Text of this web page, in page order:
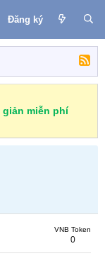
Đăng ký
miễn phí
VNB Token
0